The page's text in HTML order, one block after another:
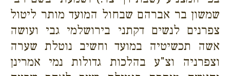
שמשון בר אברהם שבחול המועד מותר ליטול
צפרנים לנשים דקתני בירושלמי גבי ועושה
אשה תכשיטיה במועד וחשיב נוטלת שערה
וצפרניה וצ"ע בהלכות גדולות נמי אמרינן